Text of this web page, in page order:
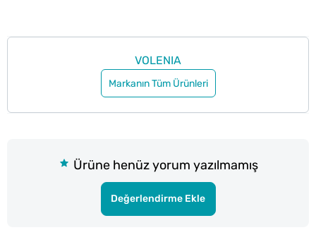
VOLENIA
Markanın Tüm Ürünleri
Ürüne henüz yorum yazılmamış
Değerlendirme Ekle